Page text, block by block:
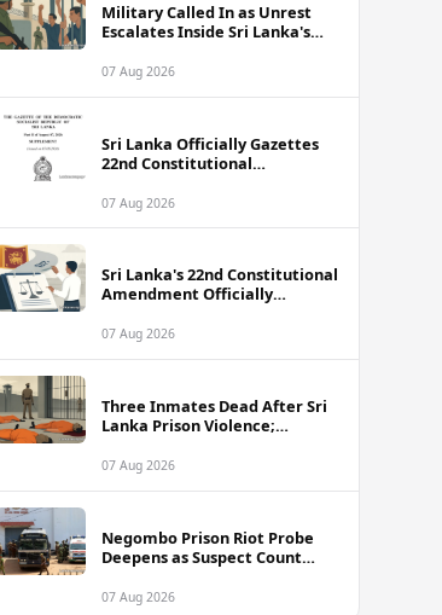
Military Called In as Unrest
Escalates Inside Sri Lanka's
07 Aug 2026
Sri Lanka Officially Gazettes
22nd Constitutional
07 Aug 2026
Sri Lanka's 22nd Constitutional
Amendment Officially
07 Aug 2026
Three Inmates Dead After Sri
Lanka Prison Violence;
Coordinated Plot
07 Aug 2026
Negombo Prison Riot Probe
Deepens as Suspect Count
07 Aug 2026